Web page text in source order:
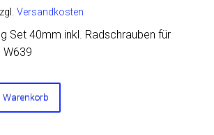
Versandkosten
Set 40mm inkl. Radschrauben für
W639
Warenkorb